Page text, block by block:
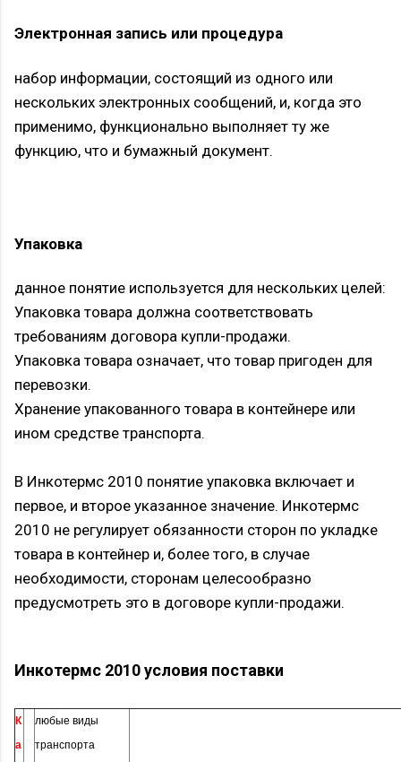
Электронная запись или процедура
набор информации, состоящий из одного или
нескольких электронных сообщений, и, когда это
применимо, функционально выполняет ту же
функцию, что и бумажный документ.
Упаковка
данное понятие используется для нескольких целей:
Упаковка товара должна соответствовать
требованиям договора купли-продажи.
Упаковка товара означает, что товар пригоден для
перевозки.
Хранение упакованного товара в контейнере или
ином средстве транспорта.
В Инкотермс 2010 понятие упаковка включает и
первое, и второе указанное значение. Инкотермс
2010 не регулирует обязанности сторон по укладке
товара в контейнер и, более того, в случае
необходимости, сторонам целесообразно
предусмотреть это в договоре купли-продажи.
Инкотермс 2010 условия поставки
К
а
любые виды
транспорта